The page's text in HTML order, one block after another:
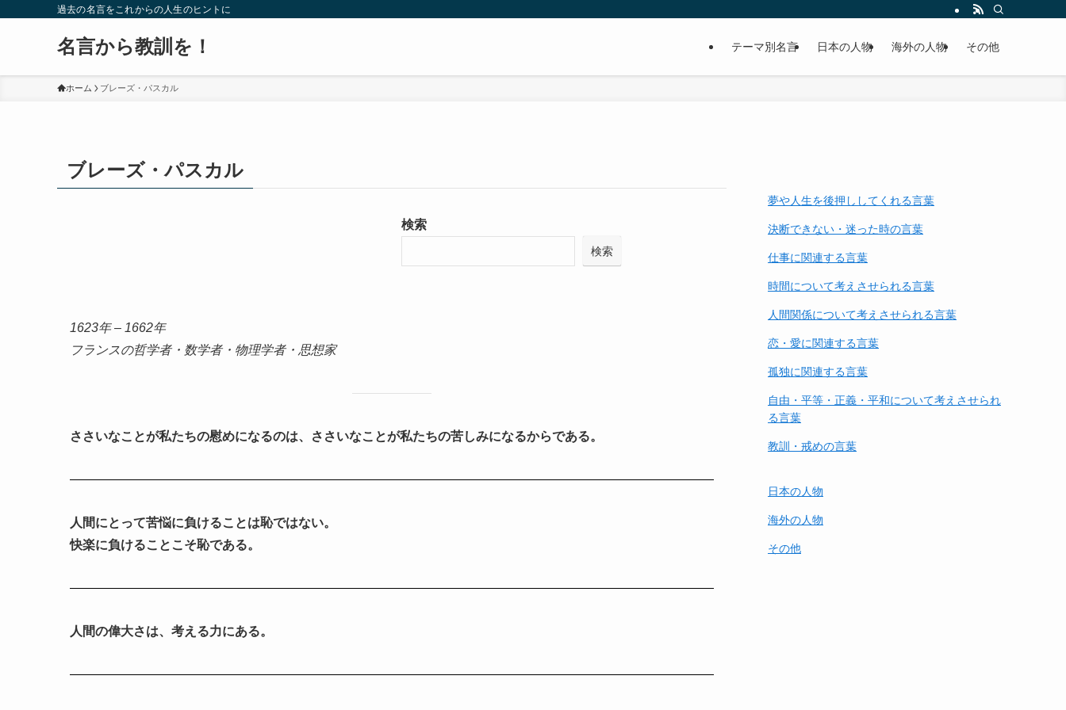
過去の名言をこれからの人生のヒントに
名言から教訓を！ テーマ別名言 日本の人物 海外の人物 その他
ホーム ブレーズ・パスカル
ブレーズ・パスカル
検索
検索
1623年 – 1662年
フランスの哲学者・数学者・物理学者・思想家
ささいなことが私たちの慰めになるのは、ささいなことが私たちの苦しみになるからである。
人間にとって苦悩に負けることは恥ではない。
快楽に負けることこそ恥である。
人間の偉大さは、考える力にある。
夢や人生を後押ししてくれる言葉
決断できない・迷った時の言葉
仕事に関連する言葉
時間について考えさせられる言葉
人間関係について考えさせられる言葉
恋・愛に関連する言葉
孤独に関連する言葉
自由・平等・正義・平和について考えさせられ
る言葉
教訓・戒めの言葉
日本の人物
海外の人物
その他